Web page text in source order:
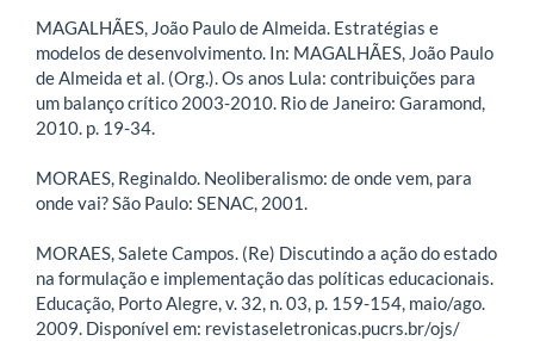
MAGALHÃES, João Paulo de Almeida. Estratégias e
modelos de desenvolvimento. In: MAGALHÃES, João Paulo
de Almeida et al. (Org.). Os anos Lula: contribuições para
um balanço crítico 2003-2010. Rio de Janeiro: Garamond,
2010. p. 19-34.
MORAES, Reginaldo. Neoliberalismo: de onde vem, para
onde vai? São Paulo: SENAC, 2001.
MORAES, Salete Campos. (Re) Discutindo a ação do estado
na formulação e implementação das políticas educacionais.
Educação, Porto Alegre, v. 32, n. 03, p. 159-154, maio/ago.
2009. Disponível em: revistaseletronicas.pucrs.br/ojs/